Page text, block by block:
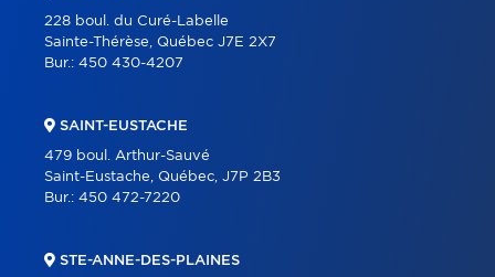
228 boul. du Curé-Labelle
Sainte-Thérèse, Québec J7E 2X7
Bur.: 450 430-4207
SAINT-EUSTACHE
479 boul. Arthur-Sauvé
Saint-Eustache, Québec, J7P 2B3
Bur.: 450 472-7220
STE-ANNE-DES-PLAINES